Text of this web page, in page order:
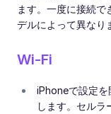
ます。一度に接続
デルによって異なり
Wi-Fi
iPhoneで設定を
します。セルラ